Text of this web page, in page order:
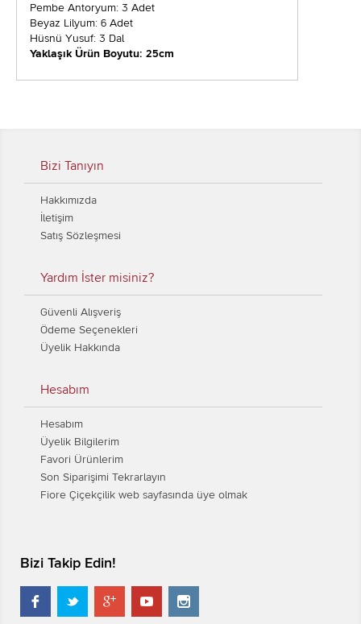
Pembe Antoryum: 3 Adet
Beyaz Lilyum: 6 Adet
Hüsnü Yusuf: 3 Dal
Yaklaşık Ürün Boyutu: 25cm
Bizi Tanıyın
Hakkımızda
İletişim
Satış Sözleşmesi
Yardım İster misiniz?
Güvenli Alışveriş
Ödeme Seçenekleri
Üyelik Hakkında
Hesabım
Hesabım
Üyelik Bilgilerim
Favori Ürünlerim
Son Siparişimi Tekrarlayın
Fiore Çiçekçilik web sayfasında üye olmak
Bizi Takip Edin!
    